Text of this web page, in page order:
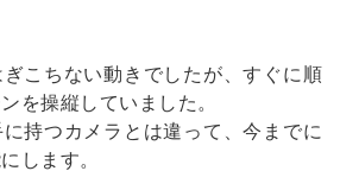
こちない動きでしたが、すぐに順
を操縦していました。
持つカメラとは違って、今までに
します。